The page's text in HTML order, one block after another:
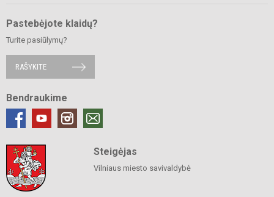
Pastebėjote klaidų?
Turite pasiūlymų?
RAŠYKITE
Bendraukime
Steigėjas
Vilniaus miesto savivaldybė